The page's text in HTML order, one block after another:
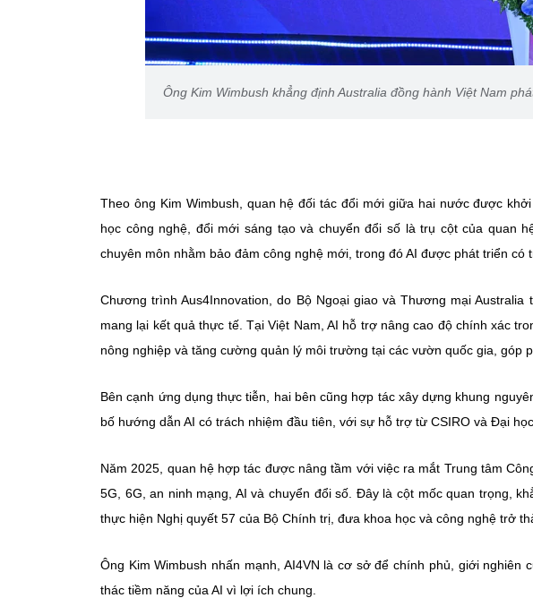
Ông Kim Wimbush khẳng định Australia đồng hành Việt Nam
Theo ông Kim Wimbush, quan hệ đối tác đổi mới giữa hai nước được
học công nghệ, đổi mới sáng tạo và chuyển đổi số là trụ cột của quan
chuyên môn nhằm bảo đảm công nghệ mới, trong đó AI được phát triển có
Chương trình Aus4Innovation, do Bộ Ngoại giao và Thương mại Australia
mang lại kết quả thực tế. Tại Việt Nam, AI hỗ trợ nâng cao độ chính xác
nông nghiệp và tăng cường quản lý môi trường tại các vườn quốc gia, góp
Bên cạnh ứng dụng thực tiễn, hai bên cũng hợp tác xây dựng khung
bố hướng dẫn AI có trách nhiệm đầu tiên, với sự hỗ trợ từ CSIRO và Đại
Năm 2025, quan hệ hợp tác được nâng tầm với việc ra mắt Trung tâm
5G, 6G, an ninh mạng, AI và chuyển đổi số. Đây là cột mốc quan trọng,
thực hiện Nghị quyết 57 của Bộ Chính trị, đưa khoa học và công nghệ trở
Ông Kim Wimbush nhấn mạnh, AI4VN là cơ sở để chính phủ, giới
thác tiềm năng của AI vì lợi ích chung.